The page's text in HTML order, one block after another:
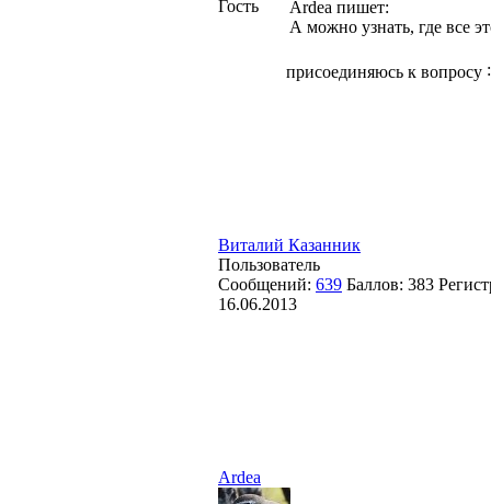
Гость
Ardea пишет:
А можно узнать, где все
присоединяюсь к вопросу
Виталий Казанник
Пользователь
Сообщений: 639 Баллов: 383
16.06.2013
Ardea